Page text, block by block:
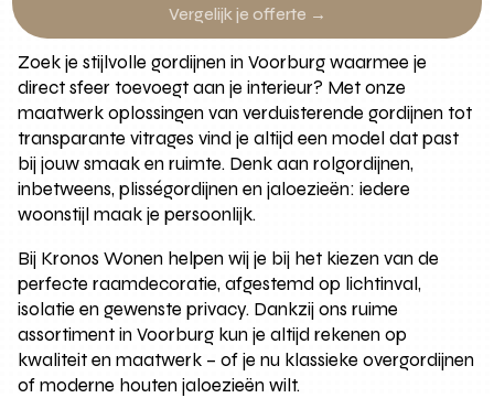
Vergelijk je offerte →
Zoek je stijlvolle gordijnen in Voorburg waarmee je
direct sfeer toevoegt aan je interieur? Met onze
maatwerk oplossingen van verduisterende gordijnen tot
transparante vitrages vind je altijd een model dat past
bij jouw smaak en ruimte. Denk aan rolgordijnen,
inbetweens, plisségordijnen en jaloezieën: iedere
woonstijl maak je persoonlijk.
Bij Kronos Wonen helpen wij je bij het kiezen van de
perfecte raamdecoratie, afgestemd op lichtinval,
isolatie en gewenste privacy. Dankzij ons ruime
assortiment in Voorburg kun je altijd rekenen op
kwaliteit en maatwerk – of je nu klassieke overgordijnen
of moderne houten jaloezieën wilt.